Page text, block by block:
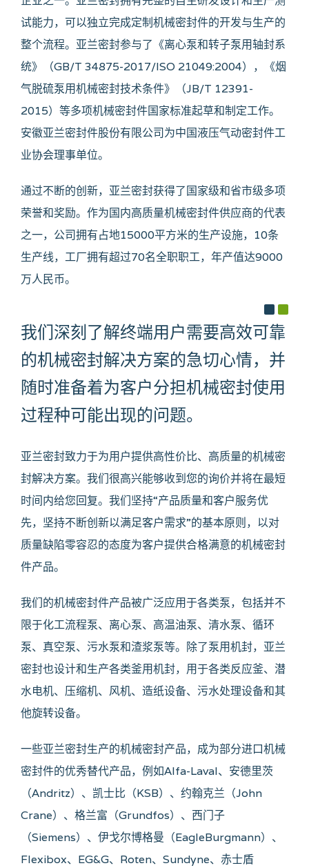
试能力，可以独立完成定制机械密封件的开发与生产的
整个流程。亚兰密封参与了《离心泵和转子泵用轴封系
统》（GB/T 34875-2017/ISO 21049:2004），《烟
气脱硫泵用机械密封技术条件》（JB/T 12391-
2015）等多项机械密封件国家标准起草和制定工作。
安徽亚兰密封件股份有限公司为中国液压气动密封件工
业协会理事单位。
通过不断的创新，亚兰密封获得了国家级和省市级多项
荣誉和奖励。作为国内高质量机械密封件供应商的代表
之一，公司拥有占地15000平方米的生产设施，10条
生产线，工厂拥有超过70名全职职工，年产值达9000
万人民币。
我们深刻了解终端用户需要高效可靠
的机械密封解决方案的急切心情，并
随时准备着为客户分担机械密封使用
过程种可能出现的问题。
亚兰密封致力于为用户提供高性价比、高质量的机械密
封解决方案。我们很高兴能够收到您的询价并将在最短
时间内给您回复。我们坚持“产品质量和客户服务优
先，坚持不断创新以满足客户需求”的基本原则，以对
质量缺陷零容忍的态度为客户提供合格满意的机械密封
件产品。
我们的机械密封件产品被广泛应用于各类泵，包括并不
限于化工流程泵、离心泵、高温油泵、清水泵、循环
泵、真空泵、污水泵和渣浆泵等。除了泵用机封，亚兰
密封也设计和生产各类釜用机封，用于各类反应釜、潜
水电机、压缩机、风机、造纸设备、污水处理设备和其
他旋转设备。
一些亚兰密封生产的机械密封产品，成为部分进口机械
密封件的优秀替代产品，例如Alfa-Laval、安德里茨
（Andritz）、凯士比（KSB）、约翰克兰（John
Crane）、格兰富（Grundfos）、西门子
（Siemens）、伊戈尔博格曼（EagleBurgmann）、
Flexibox、EG&G、Roten、Sundyne、赤士盾